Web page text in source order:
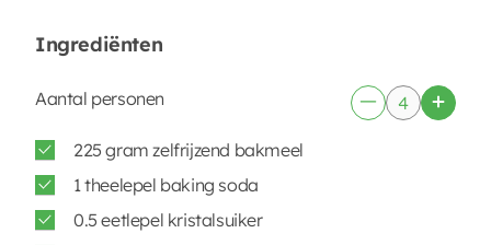
Ingrediënten
Aantal personen
225 gram zelfrijzend bakmeel
1 theelepel baking soda
0.5 eetlepel kristalsuiker